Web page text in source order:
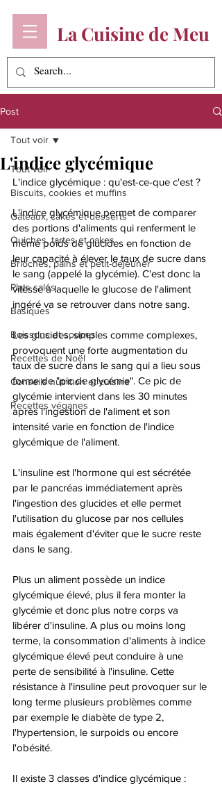
La Cuisine de Meu
Post
Tout voir
Biscuits, cookies et muffins
Gâteaux, cakes et desserts
Quiches, tartes et cakes
Brioches, pains et petit-déjeuner
Plats salés
Basiques
Boissons et soupes
Recettes de Noël
Conseils nutrition et cuisine
Recettes véganes
Tout voir
L'indice glycémique
L'indice glycémique : qu'est-ce-que c'est ?
L'indice glycémique permet de comparer
des portions d'aliments qui renferment le
même poids de glucides en fonction de
leur capacité à élever le taux de sucre dans
le sang (appelé la glycémie). C'est donc la
vitesse à laquelle le glucose de l'aliment
ingéré va se retrouver dans notre sang.
Les glucides, simples comme complexes,
provoquent une forte augmentation du
taux de sucre dans le sang qui a lieu sous
forme de "pic de glycémie". Ce pic de
glycémie intervient dans les 30 minutes
après l'ingestion de l'aliment et son
intensité varie en fonction de l'indice
glycémique de l'aliment.
L'insuline est l'hormone qui est sécrétée
par le pancréas immédiatement après
l'ingestion des glucides et elle permet
l'utilisation du glucose par nos cellules
mais également d'éviter que le sucre reste
dans le sang.
Plus un aliment possède un indice
glycémique élevé, plus il fera monter la
glycémie et donc plus notre corps va
libérer d'insuline. A plus ou moins long
terme, la consommation d'aliments à indice
glycémique élevé peut conduire à une
perte de sensibilité à l'insuline. Cette
résistance à l'insuline peut provoquer sur le
long terme plusieurs problèmes comme
par exemple le diabète de type 2,
l'hypertension, le surpoids ou encore
l'obésité.
Il existe 3 classes d'indice glycémique :